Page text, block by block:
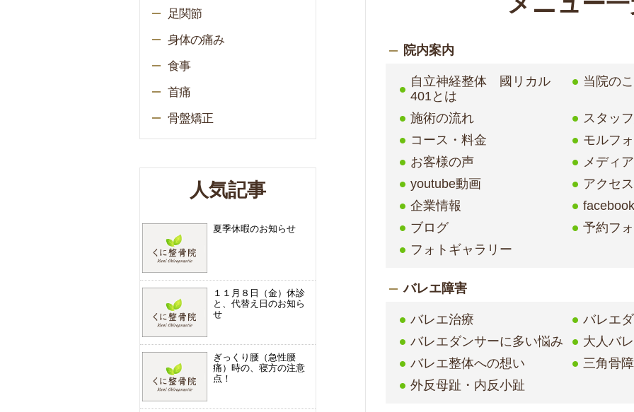
院内案内
自立神経整体 國リカル
401とは
当院の
施術の流れ
スタッ
コース・料金
モルフ
お客様の声
メディ
youtube動画
アクセス
企業情報
ブログ
予約フ
フォトギャラリー
バレエ障害
バレエ治療
バレエ
バレエダンサーに多い悩み
大人バ
バレエ整体への想い
三角骨
外反母趾・内反小趾
足関節
身体の痛み
食事
首痛
骨盤矯正
人気記事
夏季休暇のお知らせ
１１月８日（金）休診
と、代替え日のお知ら
せ
ぎっくり腰（急性腰
痛）時の、寝方の注意
点！